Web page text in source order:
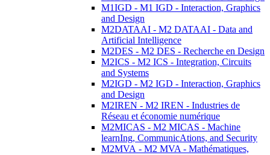
M1IGD - M1 IGD - Interaction, Graphics
and Design
M2DATAAI - M2 DATAAI - Data and
Artificial Intelligence
M2DES - M2 DES - Recherche en Design
M2ICS - M2 ICS - Integration, Circuits
and Systems
M2IGD - M2 IGD - Interaction, Graphics
and Design
M2IREN - M2 IREN - Industries de
Réseau et économie numérique
M2MICAS - M2 MICAS - Machine
learnIng, CommunicAtions, and Security
M2MVA - M2 MVA - Mathématiques,